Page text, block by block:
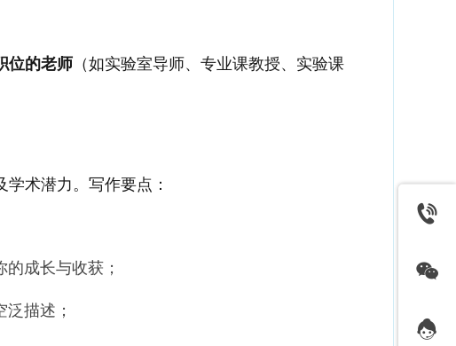
位的老师 （如实验室导师、专业课教授、实验课
术潜力。写作要点：
成长与收获；
描述；